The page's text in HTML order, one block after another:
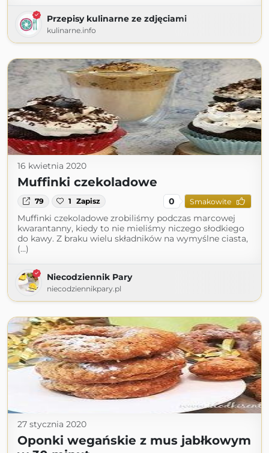
Przepisy kulinarne ze zdjęciami
kulinarne.info
16 kwietnia 2020
Muffinki czekoladowe
79 1 Zapisz 0 Smakowite
Muffinki czekoladowe zrobiliśmy podczas marcowej
kwarantanny, kiedy to nie mieliśmy niczego słodkiego
do kawy. Z braku wielu składników na wymyślne ciasta,
(...)
Niecodziennik Pary
niecodziennikpary.pl
27 stycznia 2020
Oponki wegańskie z mus jabłkowym